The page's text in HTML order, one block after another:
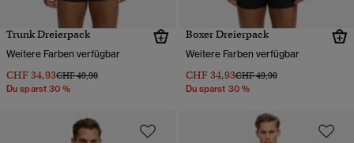
Trunk Dreierpack
Weitere Farben verfügbar
CHF 34,93Preis wurde reduziert von
CHF 49,90bis
Du sparst 30 %
Boxer Dreierpack
Weitere Farben verfügbar
CHF 34,93Preis wurde reduziert von
CHF 49,90bis
Du sparst 30 %